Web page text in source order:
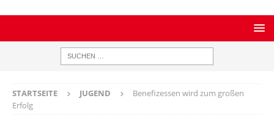
STARTSEITE JUGEND
Benefizessen wird zum großen
Erfolg